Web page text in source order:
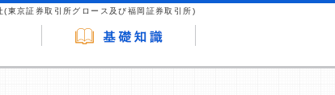
(東京証券取引所グロース及び福岡証券取引所)